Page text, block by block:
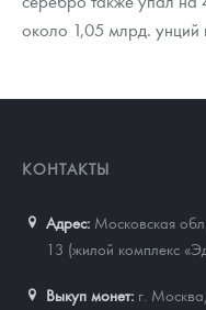
около 1,05 млрд. унций
КОНТАКТЫ
Адрес: Московская
13 (жилой комплекс
Выкуп монет: г.